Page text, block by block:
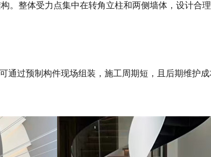
。整体受力点集中在转角立柱和两侧墙体，设计合
通过预制构件现场组装，施工周期短，且后期维护